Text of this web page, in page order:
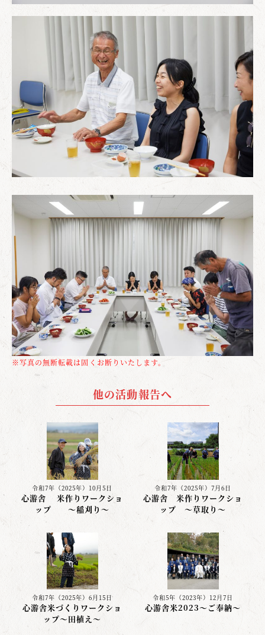
※写真の無断転載は固くお断りいたします。
他の活動報告へ
令和7年（2025年）10月5日
心游舎 米作りワークショ
ップ 〜稲刈り〜
令和7年（2025年）7月6日
心游舎 米作りワークショ
ップ ～草取り～
令和7年（2025年）6月15日
心游舎米づくりワークショ
ップ〜田植え〜
令和5年（2023年）12月7日
心游舎米2023～ご奉納～